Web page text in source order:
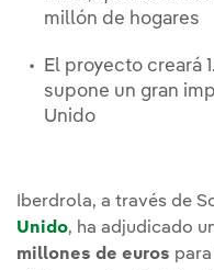
millón de hogares
El proyecto creará
supone un gran
Unido
Iberdrola, a través de
Unido, ha adjudicado
millones de euros